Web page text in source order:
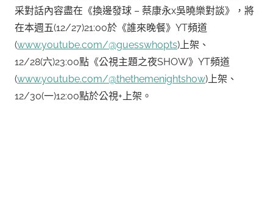
采對話內容盡在《換邊發球 – 蔡康永x吳曉樂對談》，將
在本週五(12/27)21:00於《誰來晚餐》YT頻道
(www.youtube.com/@guesswhopts)上架、
12/28(六)23:00點《公視主題之夜SHOW》YT頻道
(www.youtube.com/@thethemenightshow)上架、
12/30(一)12:00點於公視+上架。